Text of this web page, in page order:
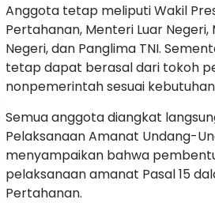
Anggota tetap meliputi Wakil
Pertahanan, Menteri Luar
Negeri, dan Panglima TNI.
tetap dapat berasal dari tokoh
nonpemerintah sesuai
Semua anggota diangkat
Pelaksanaan Amanat Undang-
menyampaikan bahwa
pelaksanaan amanat Pasal 15
Pertahanan.